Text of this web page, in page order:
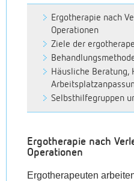
Ergotherapie nach
Operationen
Ziele der
Häusliche Beratung,
Selbsthilfegruppen
Ergotherapie nach
Operationen
Ergotherapeuten